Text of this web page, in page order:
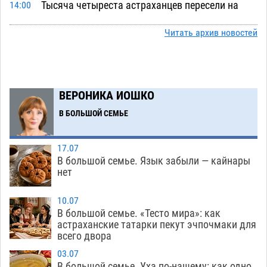
14:00
Тысяча четыреста астраханцев пересели на
12:51
Младенец погиб в крупном пожаре в
Астрахани
12:23
У астраханца в морозильной камере
обнаружили почти полсотни стерлядей
425
выплатит миллионный ущерб за смертельную
небрежность за рулем
05.08 388
11:22
В Астрахани возле Нового моста спасли
подростка на пенопласте
05.08 455
Читать архив новостей
ВЕРОНИКА ИОШКО
В БОЛЬШОЙ СЕМЬЕ
17.07
В большой семье. Язык забыли — кайнары
нет
10.07
В большой семье. «Тесто мира»: как
астраханские татарки пекут эчпочмаки для
всего двора
03.07